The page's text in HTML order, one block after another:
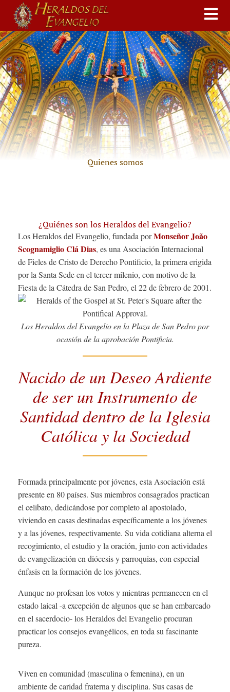
Quienes somos
¿Quiénes son los Heraldos del Evangelio?
Los Heraldos del Evangelio, fundada porMonseñor João
Scognamiglio Clá Dias, es una Asociación Internacional
de Fieles de Cristo de Derecho Pontificio, la primera erigida
por la Santa Sede en el tercer milenio, con motivo de la
Fiesta de la Cátedra de San Pedro, el 22 de febrero de 2001.
Los Heraldos del Evangelio en la Plaza de San Pedro por
ocasión de la aprobación Pontificia.
Nacido de un Deseo Ardiente
de ser un Instrumento de
Santidad dentro de la Iglesia
Católica y la Sociedad
Formada principalmente por jóvenes, esta Asociación está
presente en 80 países. Sus miembros consagrados practican
el celibato, dedicándose por completo al apostolado,
viviendo en casas destinadas específicamente a los jóvenes
y a las jóvenes, respectivamente. Su vida cotidiana alterna el
recogimiento, el estudio y la oración, junto con actividades
de evangelización en diócesis y parroquias, con especial
énfasis en la formación de los jóvenes.
Aunque no profesan los votos y mientras permanecen en el
estado laical -a excepción de algunos que se han embarcado
en el sacerdocio- los Heraldos del Evangelio procuran
practicar los consejos evangélicos, en toda su fascinante
pureza.
Viven en comunidad (masculina o femenina), en un
ambiente de caridad fraterna y disciplina. Sus casas de